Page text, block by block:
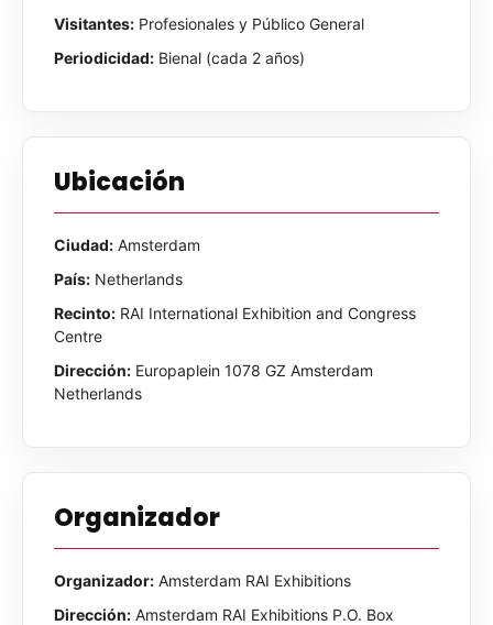
Visitantes: Profesionales y Público General
Periodicidad: Bienal (cada 2 años)
Ubicación
Ciudad: Amsterdam
País: Netherlands
Recinto: RAI International Exhibition and Congress
Centre
Dirección: Europaplein 1078 GZ Amsterdam
Netherlands
Organizador
Organizador: Amsterdam RAI Exhibitions
Dirección: Amsterdam RAI Exhibitions P.O. Box